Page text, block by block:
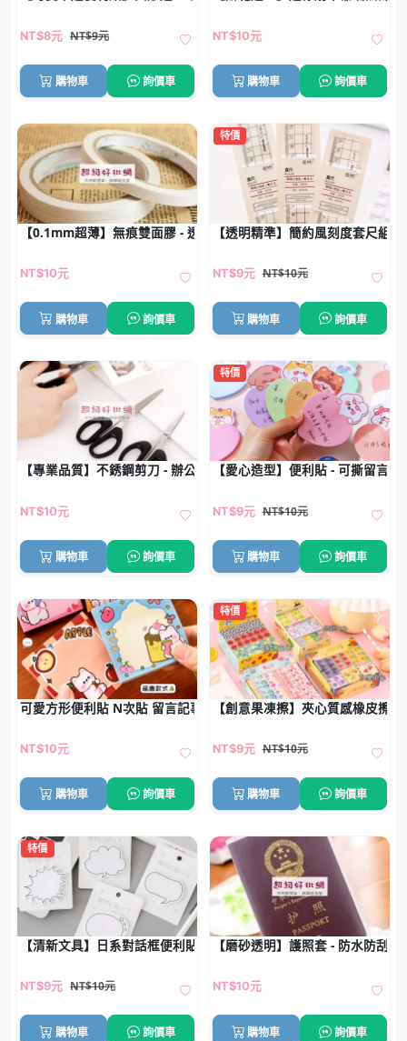
NT$8元 NT$9元
購物車 詢價車
NT$10元
購物車 詢價車
【0.1mm超薄】無痕雙面膠 - 透明強力膠帶
NT$10元
購物車 詢價車
特價
【透明精準】簡約風刻度套尺組 -
NT$9元 NT$10元
購物車 詢價車
【專業品質】不銹鋼剪刀 - 辦公家用多功能
NT$10元
購物車 詢價車
特價
【愛心造型】便利貼 - 可撕留言貼
NT$9元 NT$10元
購物車 詢價車
可愛方形便利貼 N次貼 留言記事本
NT$10元
購物車 詢價車
特價
【創意果凍擦】夾心質感橡皮擦-
NT$9元 NT$10元
購物車 詢價車
特價
【清新文具】日系對話框便利貼 - 手帳筆記留言N次貼
NT$9元 NT$10元
購物車 詢價車
【磨砂透明】護照套 - 防水防刮保
NT$10元
購物車 詢價車